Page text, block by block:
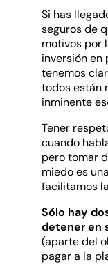
Si has
seguros de
motivos por
inversión en
tenemos
todos están
inminente
Tener
cuando
pero tomar
miedo es
facilitamos
Sólo hay
detener en
(aparte del
pagar a la